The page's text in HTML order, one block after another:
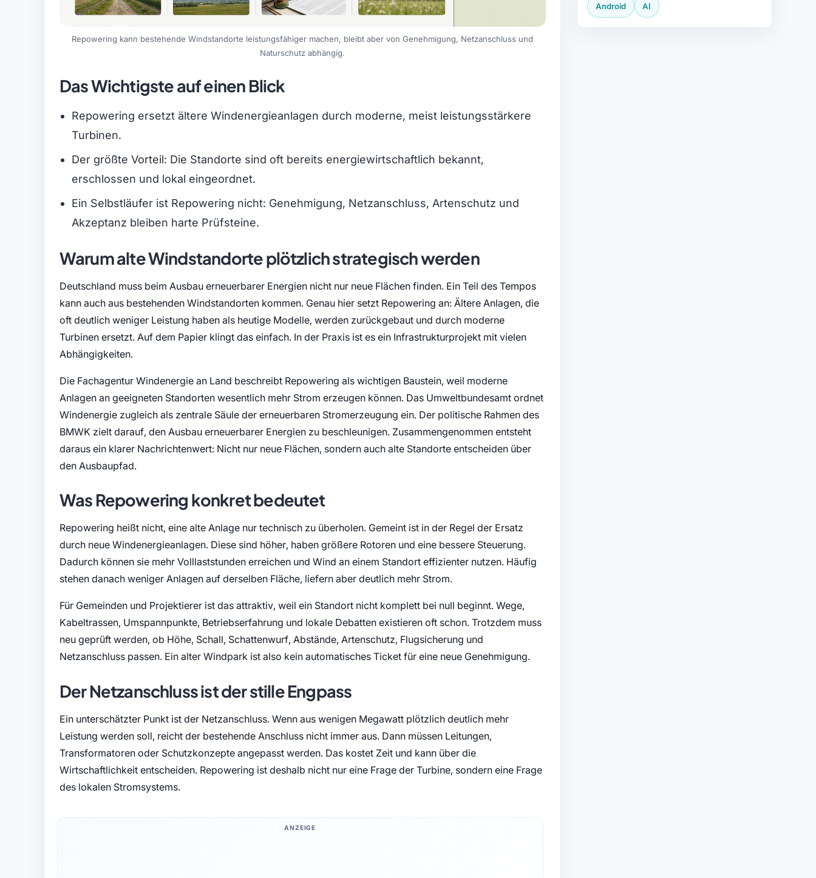
Repowering kann bestehende Windstandorte leistungsfähiger machen, bleibt aber von Genehmigung, Netzanschluss und
Naturschutz abhängig.
Das Wichtigste auf einen Blick
Repowering ersetzt ältere Windenergieanlagen durch moderne, meist leistungsstärkere
Turbinen.
Der größte Vorteil: Die Standorte sind oft bereits energiewirtschaftlich bekannt,
erschlossen und lokal eingeordnet.
Ein Selbstläufer ist Repowering nicht: Genehmigung, Netzanschluss, Artenschutz und
Akzeptanz bleiben harte Prüfsteine.
Warum alte Windstandorte plötzlich strategisch werden
Deutschland muss beim Ausbau erneuerbarer Energien nicht nur neue Flächen finden. Ein Teil des Tempos
kann auch aus bestehenden Windstandorten kommen. Genau hier setzt Repowering an: Ältere Anlagen, die
oft deutlich weniger Leistung haben als heutige Modelle, werden zurückgebaut und durch moderne
Turbinen ersetzt. Auf dem Papier klingt das einfach. In der Praxis ist es ein Infrastrukturprojekt mit vielen
Abhängigkeiten.
Die Fachagentur Windenergie an Land beschreibt Repowering als wichtigen Baustein, weil moderne
Anlagen an geeigneten Standorten wesentlich mehr Strom erzeugen können. Das Umweltbundesamt ordnet
Windenergie zugleich als zentrale Säule der erneuerbaren Stromerzeugung ein. Der politische Rahmen des
BMWK zielt darauf, den Ausbau erneuerbarer Energien zu beschleunigen. Zusammengenommen entsteht
daraus ein klarer Nachrichtenwert: Nicht nur neue Flächen, sondern auch alte Standorte entscheiden über
den Ausbaupfad.
Was Repowering konkret bedeutet
Repowering heißt nicht, eine alte Anlage nur technisch zu überholen. Gemeint ist in der Regel der Ersatz
durch neue Windenergieanlagen. Diese sind höher, haben größere Rotoren und eine bessere Steuerung.
Dadurch können sie mehr Volllaststunden erreichen und Wind an einem Standort effizienter nutzen. Häufig
stehen danach weniger Anlagen auf derselben Fläche, liefern aber deutlich mehr Strom.
Für Gemeinden und Projektierer ist das attraktiv, weil ein Standort nicht komplett bei null beginnt. Wege,
Kabeltrassen, Umspannpunkte, Betriebserfahrung und lokale Debatten existieren oft schon. Trotzdem muss
neu geprüft werden, ob Höhe, Schall, Schattenwurf, Abstände, Artenschutz, Flugsicherung und
Netzanschluss passen. Ein alter Windpark ist also kein automatisches Ticket für eine neue Genehmigung.
Der Netzanschluss ist der stille Engpass
Ein unterschätzter Punkt ist der Netzanschluss. Wenn aus wenigen Megawatt plötzlich deutlich mehr
Leistung werden soll, reicht der bestehende Anschluss nicht immer aus. Dann müssen Leitungen,
Transformatoren oder Schutzkonzepte angepasst werden. Das kostet Zeit und kann über die
Wirtschaftlichkeit entscheiden. Repowering ist deshalb nicht nur eine Frage der Turbine, sondern eine Frage
des lokalen Stromsystems.
ANZEIGE
Android AI